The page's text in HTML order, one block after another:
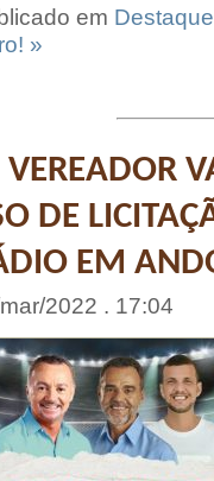
em
»
VEREADOR
DE
EM
2022 . 17:04